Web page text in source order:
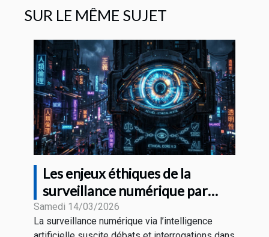
SUR LE MÊME SUJET
Les enjeux éthiques de la
surveillance numérique par
l'intelligence artificielle
Samedi 14/03/2026
La surveillance numérique via l’intelligence